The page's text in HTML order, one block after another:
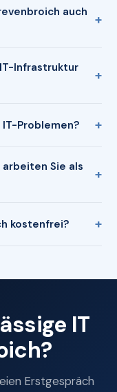
auch
Infrastruktur
Problemen?
Sie als
kostenfrei?
IT
Erstgespräch